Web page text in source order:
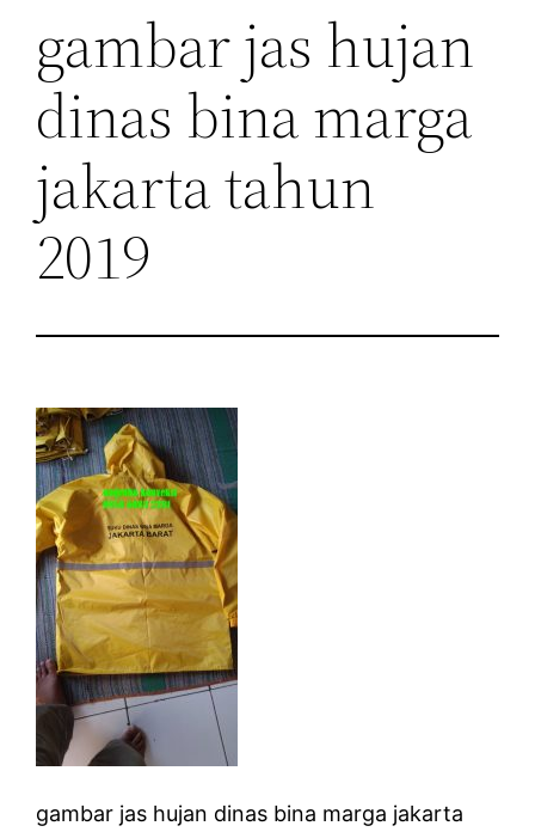
gambar jas hujan
dinas bina marga
jakarta tahun
2019
gambar jas hujan dinas bina marga jakarta